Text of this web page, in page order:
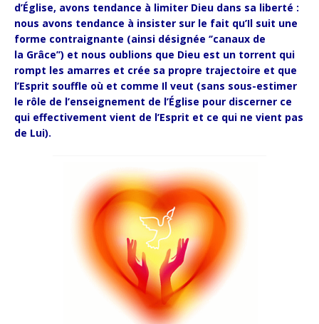
d’Église, avons tendance à limiter Dieu dans sa liberté :
nous avons tendance à insister sur le fait qu’Il suit une
forme contraignante (ainsi désignée ‘’canaux de
la Grâce’’) et nous oublions que Dieu est un torrent qui
rompt les amarres et crée sa propre trajectoire et que
l’Esprit souffle où et comme Il veut (sans sous-estimer
le rôle de l’enseignement de l’Église pour discerner ce
qui effectivement vient de l’Esprit et ce qui ne vient pas
de Lui).